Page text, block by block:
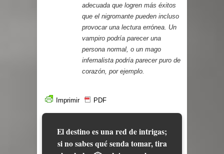
adecuada que logren más éxitos
que el nigromante pueden incluso
provocar una lectura errónea. Un
vampiro podría parecer una
persona normal, o un mago
infernalista podría parecer puro de
corazón, por ejemplo.
Imprimir PDF
El destino es una red de intrigas;
si no sabes qué senda tomar, tira